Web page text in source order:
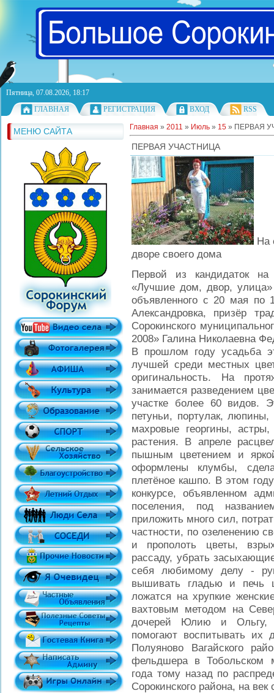
Пятница, 07.08.2026, 18:17
ГЛАВНАЯ
РЕГИСТРАЦИЯ ВХОД RSS
МЕНЮ САЙТА Главная » 2011 » Июль » 15 » ПЕРВАЯ
ПЕРВАЯ УЧАСТНИЦА
На
дворе своего дома
Первой из кандидаток на
«Лучшие дом, двор,
объявленного с 20 мая по
Александровка, призёр
Сорокинского
2008» Галина Николаевна
В прошлом году усадьба
лучшей среди местных
оригинальность. На
занимается разведением
участке более 60 видов.
петуньи, портулак,
махровые георгины,
растения. В апреле
пышным цветением и
оформлены клумбы,
плетёное кашпо. В этом
конкурсе, объявленном
поселения, под
приложить много сил,
частности, по озеленению
и прополоть цветы,
рассаду, убрать
себя любимому делу -
вышивать гладью и печь
ложатся на хрупкие
вахтовым методом на
дочерей Юлию и Ольгу,
помогают воспитывать их
Полуяново Вагайского
фельдшера в Тобольском
года тому назад по
Сорокинского района, на